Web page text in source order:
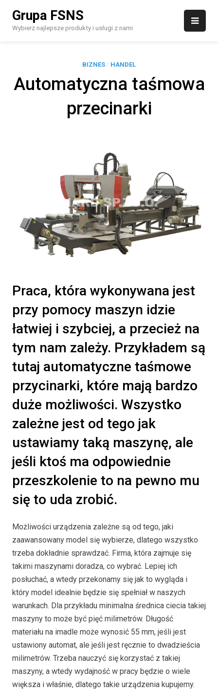
content
Grupa FSNS
Wybierz najlepsze produkty i usługi z nami
BIZNES / HANDEL
Automatyczna taśmowa
przecinarki
Praca, która wykonywana jest
przy pomocy maszyn idzie
łatwiej i szybciej, a przecież na
tym nam zależy. Przykładem są
tutaj automatyczne taśmowe
przycinarki, które mają bardzo
duże możliwości. Wszystko
zależne jest od tego jak
ustawiamy taką maszynę, ale
jeśli ktoś ma odpowiednie
przeszkolenie to na pewno mu
się to uda zrobić.
Możliwości urządzenia zależne są od tego, jaki
zaawansowany model się wybierze, dlatego wszystko
trzeba dokładnie sprawdzać. Firma, która zajmuje się
takimi maszynami doradza, co wybrać. Lepiej ich
posłuchać, a wtedy przekonamy się jak to wygląda i
który model idealnie będzie się spełniał w naszych
warunkach. Dla przykładu minimalna średnica ciecia takiej
maszyny to może być pięć milimetrów. Długość
materiału na imadle może wynosić 55 mm, jeśli jest
ustawiony automat, ale jeśli jest ręcznie to dwadzieścia
milimetrów. Trzeba nauczyć się korzystać z takiej
maszyny, a wtedy wydajność w pracy będzie o wiele
większa i właśnie, dlatego takie urządzenia kupujemy.